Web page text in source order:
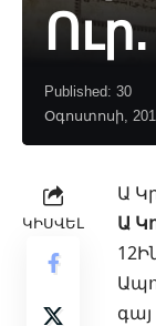
Published: 30
Օգոստոսի,
ԿԻՍՎԵԼ
Ա
Ա